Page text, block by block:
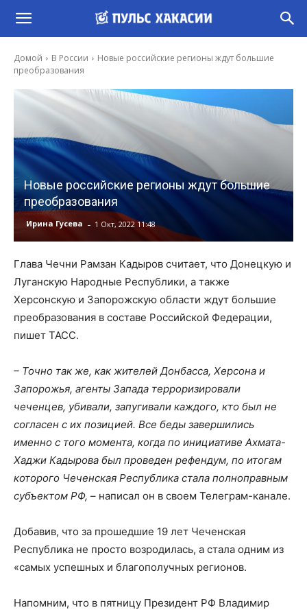
Домой В России
Новые российские регионы ждут большие
преобразования
Новые российские регионы ждут большие
преобразования
Ирина Гусева - 1 Окт, 2022 11:48
Глава Чечни Рамзан Кадыров считает, что Донецкую и
Луганскую Народные Республики, а также
Херсонскую и Запорожскую области ждут большие
преобразования в составе Российской Федерации,
пишет ТАСС.
– Точно так же, как жителей Донбасса, Херсона и
Запорожья, агенты Запада терроризировали
чеченцев, убивали, запугивали каждого, кто был не
согласен с их позицией. Все беды завершились
именно с того момента, когда по инициативе Ахмата-
Хаджи Кадырова был проведен рефендум, по итогам
которого Чеченская Республика стала полноправным
субъектом РФ, – написал он в своем Телеграм-канале.
Добавив, что за прошедшие 19 лет Чеченская
Республика не просто возродилась, а стала одним из
«самых успешных и благополучных регионов.
Напомним, что в пятницу Президент РФ Владимир